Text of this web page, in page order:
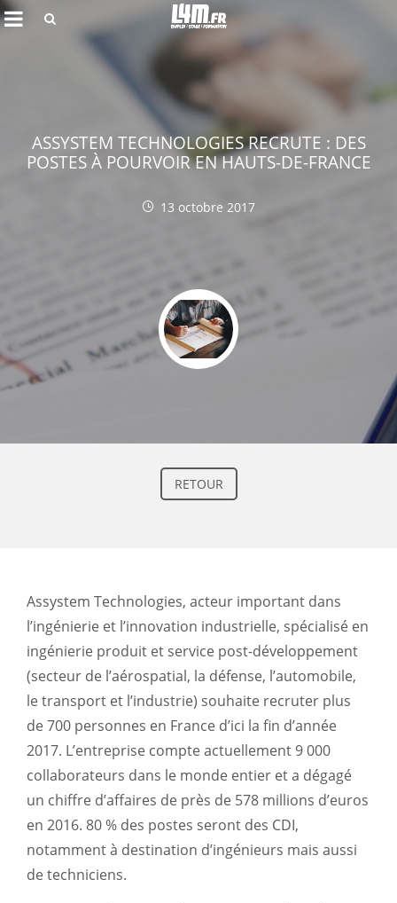
RETOUR
ASSYSTEM TECHNOLOGIES RECRUTE : DES
POSTES À POURVOIR EN HAUTS-DE-FRANCE
13 octobre 2017
Assystem Technologies, acteur important dans
l’ingénierie et l’innovation industrielle, spécialisé en
ingénierie produit et service post-développement
(secteur de l’aérospatial, la défense, l’automobile,
le transport et l’industrie) souhaite recruter plus
de 700 personnes en France d’ici la fin d’année
2017. L’entreprise compte actuellement 9 000
collaborateurs dans le monde entier et a dégagé
un chiffre d’affaires de près de 578 millions d’euros
en 2016. 80 % des postes seront des CDI,
notamment à destination d’ingénieurs mais aussi
de techniciens.